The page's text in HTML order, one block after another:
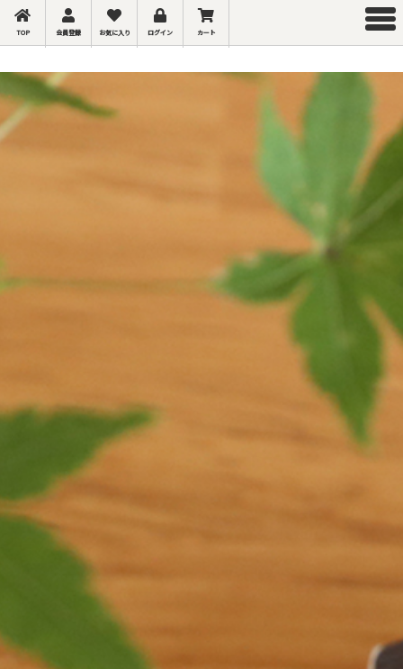
TOP 会員登録 お気に入り ログイン カート